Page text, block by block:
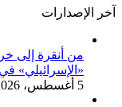
آخر الإصدارات
من أنقرة إلى
«الإسرائيلي»
5 أغسطس، 2026